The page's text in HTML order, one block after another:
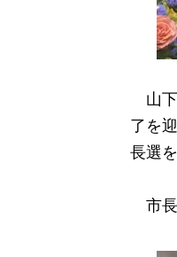
山下
了を
長選
市長